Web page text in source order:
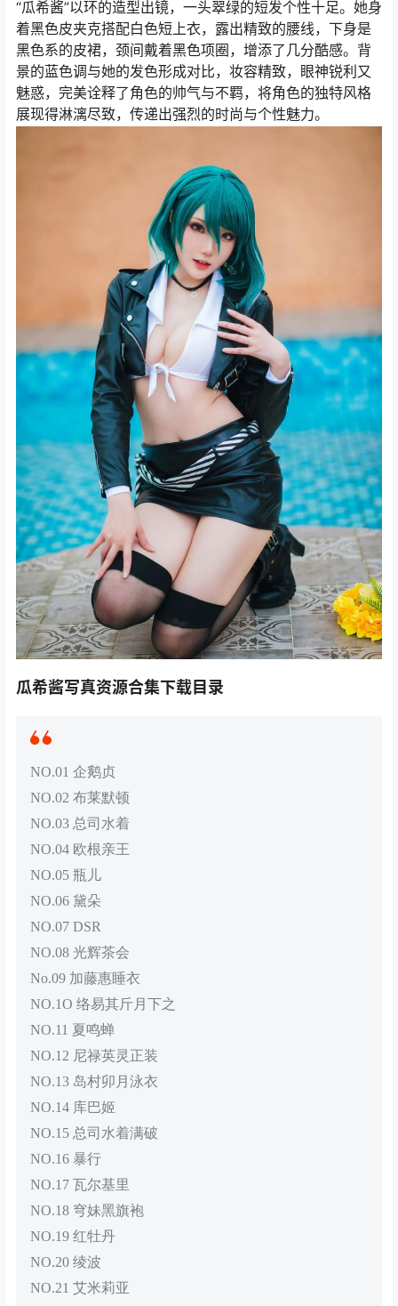
“瓜希酱”以环的造型出镜，一头翠绿的短发个性十足。她身
着黑色皮夹克搭配白色短上衣，露出精致的腰线，下身是
黑色系的皮裙，颈间戴着黑色项圈，增添了几分酷感。背
景的蓝色调与她的发色形成对比，妆容精致，眼神锐利又
魅惑，完美诠释了角色的帅气与不羁，将角色的独特风格
展现得淋漓尽致，传递出强烈的时尚与个性魅力。
瓜希酱写真资源合集下载目录
NO.01 企鹅贞
NO.02 布莱默顿
NO.03 总司水着
NO.04 欧根亲王
NO.05 瓶儿
NO.06 黛朵
NO.07 DSR
NO.08 光辉茶会
No.09 加藤惠睡衣
NO.1O 络易其斤月下之
NO.11 夏鸣蝉
NO.12 尼禄英灵正装
NO.13 岛村卯月泳衣
NO.14 库巴姬
NO.15 总司水着满破
NO.16 暴行
NO.17 瓦尔基里
NO.18 穹妹黑旗袍
NO.19 红牡丹
NO.20 绫波
NO.21 艾米莉亚